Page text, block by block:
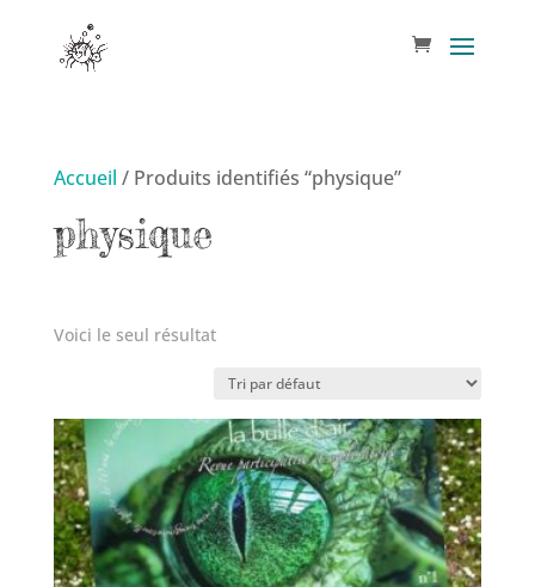
Accueil / Produits identifiés “physique”
physique
Voici le seul résultat